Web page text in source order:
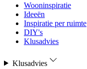
Wooninspiratie
Ideeën
Inspiratie per ruimte
DIY's
Klusadvies
Klusadvies